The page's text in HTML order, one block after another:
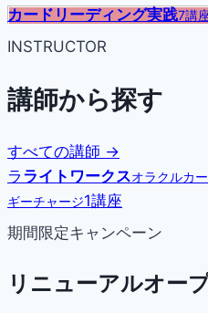
カードリーディング実践7講
INSTRUCTOR
講師から探す
すべての講師 →
ラ ライトワークスオラクルカ
ギーチャージ1講座
期間限定キャンペーン
リニューアルオー